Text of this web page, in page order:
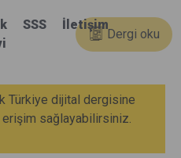
SSS İletişim
Dergi oku
Türkiye dijital dergisine
sağlayabilirsiniz.